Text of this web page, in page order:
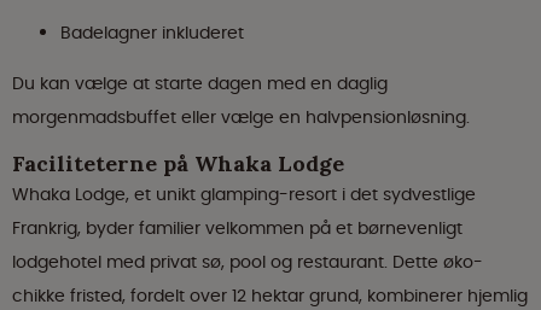
Badelagner inkluderet
Du kan vælge at starte dagen med en daglig
morgenmadsbuffet eller vælge en halvpensionløsning.
Faciliteterne på Whaka Lodge
Whaka Lodge, et unikt glamping-resort i det sydvestlige
Frankrig, byder familier velkommen på et børnevenligt
lodgehotel med privat sø, pool og restaurant. Dette øko-
chikke fristed, fordelt over 12 hektar grund, kombinerer hjemlig